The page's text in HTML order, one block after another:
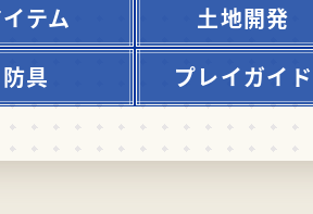
テム 土地開発
防具
プレイガイド